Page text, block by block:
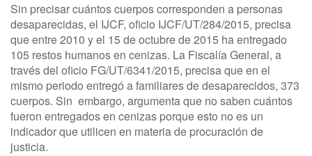
Sin precisar cuántos cuerpos corresponden a personas
desaparecidas, el IJCF, oficio IJCF/UT/284/2015, precisa
que entre 2010 y el 15 de octubre de 2015 ha entregado
105 restos humanos en cenizas. La Fiscalía General, a
través del oficio FG/UT/6341/2015, precisa que en el
mismo periodo entregó a familiares de desaparecidos, 373
cuerpos. Sin embargo, argumenta que no saben cuántos
fueron entregados en cenizas porque esto no es un
indicador que utilicen en materia de procuración de
justicia.